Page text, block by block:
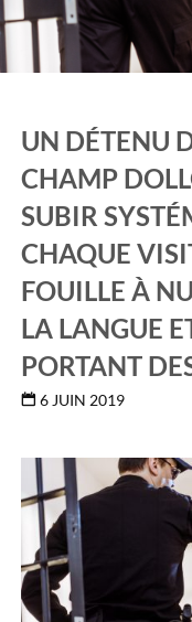
UN DÉTENU
CHAMP
SUBIR
CHAQUE
FOUILLE À
LA LANGUE
PORTANT
6 JUIN 2019